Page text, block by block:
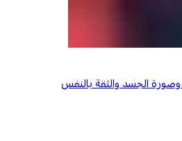
وصورة الجسد والثقة بالنفس